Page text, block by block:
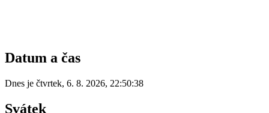
Datum a čas
Dnes je čtvrtek, 6. 8. 2026, 22:50:38
Svátek